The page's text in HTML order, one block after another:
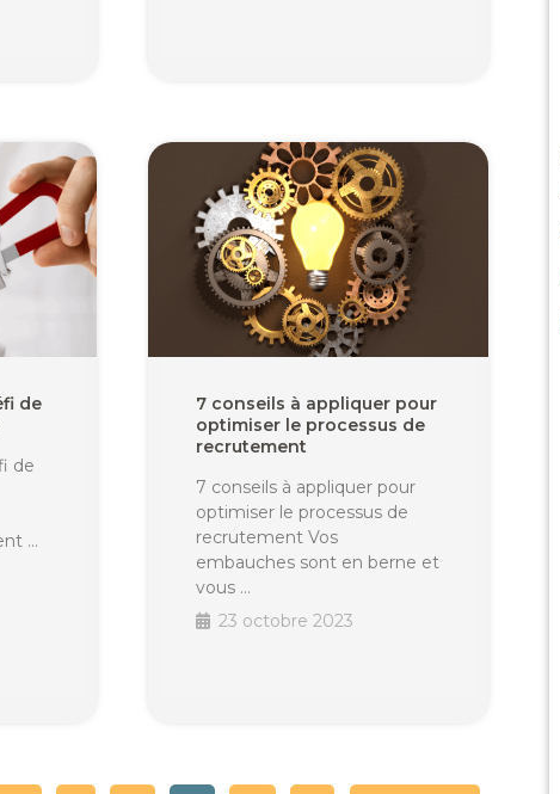
de
de
…
7 conseils à appliquer pour
optimiser le processus de
recrutement
7 conseils à appliquer pour
optimiser le processus de
recrutement Vos
embauches sont en berne et
vous …
23 octobre 2023